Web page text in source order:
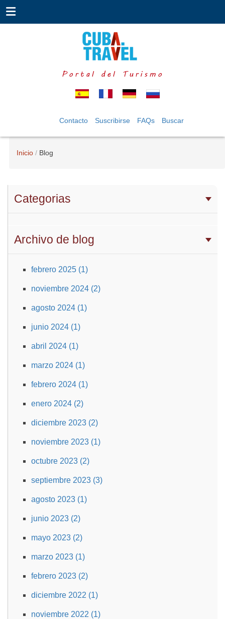
Portal del Turismo
Contacto Suscribirse FAQs Buscar
Inicio Blog
Categorias
Archivo de blog
febrero 2025 (1)
noviembre 2024 (2)
agosto 2024 (1)
junio 2024 (1)
abril 2024 (1)
marzo 2024 (1)
febrero 2024 (1)
enero 2024 (2)
diciembre 2023 (2)
noviembre 2023 (1)
octubre 2023 (2)
septiembre 2023 (3)
agosto 2023 (1)
junio 2023 (2)
mayo 2023 (2)
marzo 2023 (1)
febrero 2023 (2)
diciembre 2022 (1)
noviembre 2022 (1)